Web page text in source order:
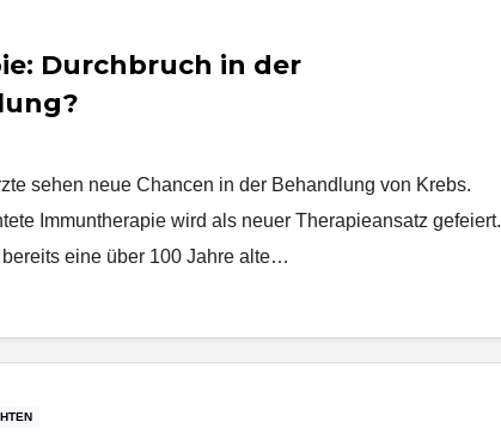
Durchbruch in der
sehen neue Chancen in der Behandlung von Krebs.
Immuntherapie wird als neuer Therapieansatz gefeiert.
eine über 100 Jahre alte…